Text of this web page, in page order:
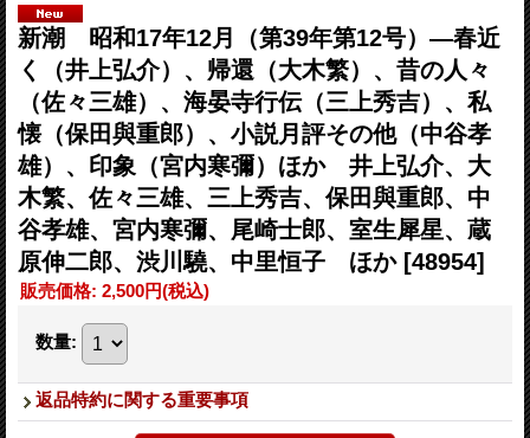
新潮 昭和17年12月（第39年第12号）―春近
く（井上弘介）、帰還（大木繁）、昔の人々
（佐々三雄）、海晏寺行伝（三上秀吉）、私
懐（保田與重郎）、小説月評その他（中谷孝
雄）、印象（宮内寒彌）ほか 井上弘介、大
木繁、佐々三雄、三上秀吉、保田與重郎、中
谷孝雄、宮内寒彌、尾崎士郎、室生犀星、蔵
原伸二郎、渋川驍、中里恒子 ほか [48954]
販売価格: 2,500円(税込)
数量:
返品特約に関する重要事項